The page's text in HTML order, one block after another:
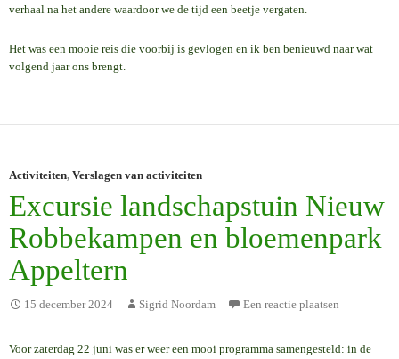
verhaal na het andere waardoor we de tijd een beetje vergaten.
Het was een mooie reis die voorbij is gevlogen en ik ben benieuwd naar wat
volgend jaar ons brengt.
Activiteiten, Verslagen van activiteiten
Excursie landschapstuin Nieuw
Robbekampen en bloemenpark
Appeltern
15 december 2024 Sigrid Noordam Een reactie plaatsen
Voor zaterdag 22 juni was er weer een mooi programma samengesteld: in de